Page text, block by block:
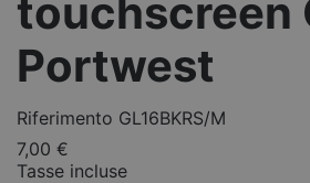
touchscreen
Portwest
Riferimento GL16BKRS/M
7,00 €
Tasse incluse